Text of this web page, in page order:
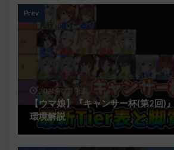
Prev
2022年7月9日
【ウマ娘】『キャンサー杯(第2回)
環境解説